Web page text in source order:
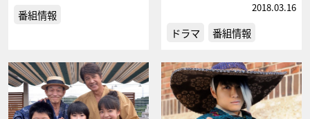
番組情報
2018.03.16
ドラマ 番組情報